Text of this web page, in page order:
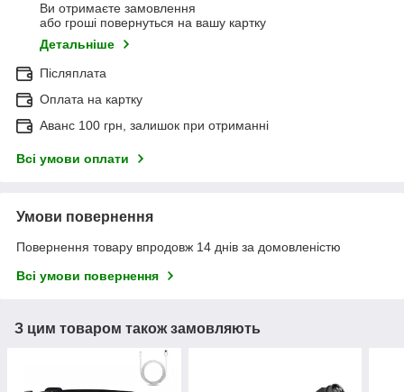
Ви отримаєте замовлення
або гроші повернуться на вашу картку
Детальніше
Післяплата
Оплата на картку
Аванс 100 грн, залишок при отриманні
Всі умови оплати
Умови повернення
Повернення товару впродовж 14 днів за домовленістю
Всі умови повернення
З цим товаром також замовляють